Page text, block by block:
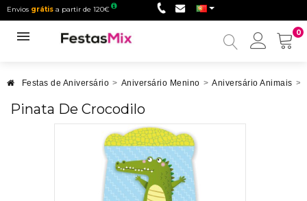
Envios grátis a partir de 120€
0
Minha
Festas de Aniversário > Aniversário Menino > Aniversário Animais >
Pinata De Crocodilo